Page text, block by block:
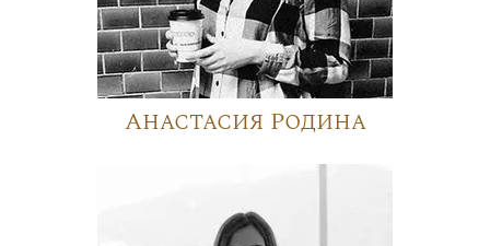
Анастасия Родина